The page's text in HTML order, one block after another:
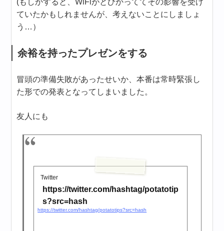
ていたかもしれませんが、考えないことにしましょ
う…）
余裕を持ったプレゼンをする
冒頭の準備失敗があったせいか、本番は常時緊張し
た形での発表となってしまいました。
友人にも
Twitter
https://twitter.com/hashtag/potatotip
s?src=hash
https://twitter.com/hashtag/potatotips?src=hash